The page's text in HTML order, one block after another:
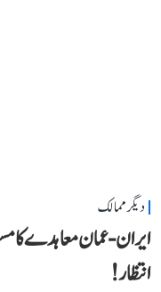
دیگر ممالک
ایران-عمان معاہدے کا
انتظار!